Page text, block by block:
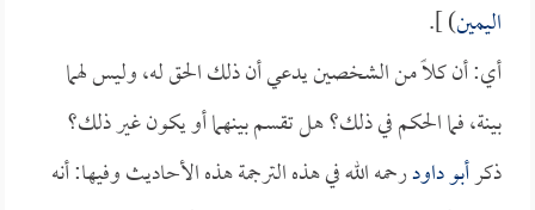
اليمين) ].
أي: أن كلاً من الشخصين يدعي أن ذلك الحق له، وليس لهما
بينة، فما الحكم في ذلك؟ هل تقسم بينهما أو يكون غير ذلك؟
ذكرأبو داودرحمه الله في هذه الترجمة هذه الأحاديث وفيها: أنه